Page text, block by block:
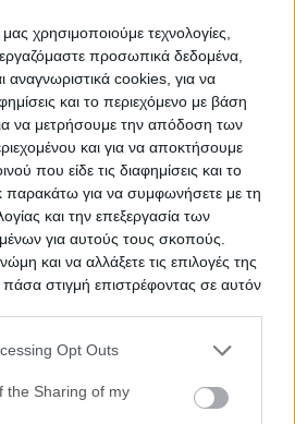
χρησιμοποιούμε τεχνολογίες,
προσωπικά δεδομένα,
αναγνωριστικά cookies, για να
και το περιεχόμενο με βάση
να μετρήσουμε την απόδοση των
και για να αποκτήσουμε
που είδε τις διαφημίσεις και το
παρακάτω για να συμφωνήσετε με τη
και την επεξεργασία των
για αυτούς τους σκοπούς.
και να αλλάξετε τις επιλογές της
στιγμή επιστρέφοντας σε αυτόν
and store information including but
usage behaviour. You may click to
Opt Outs
the Sharing of my
ενεργειών
και εκτίμηση
ακινήτου
Χρηματοδότηση;
για την απόκτηση του
16, Πολίχνη, Νομός